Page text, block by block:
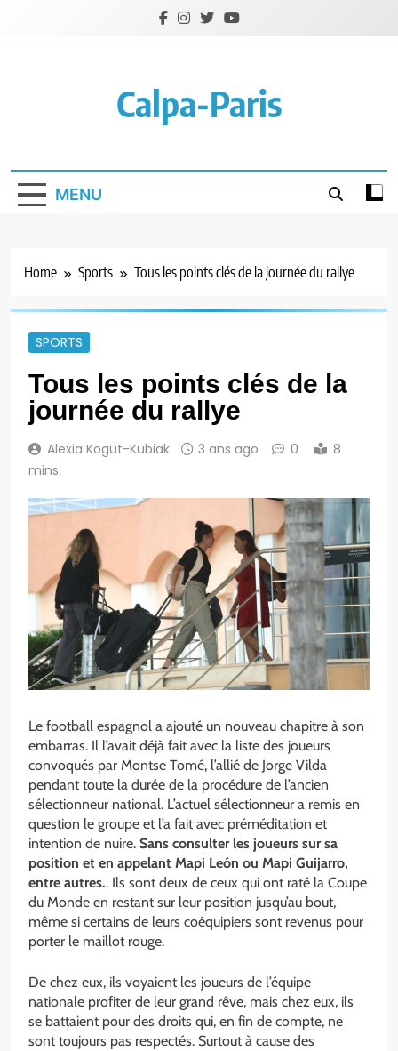
Calpa-Paris
MENU
Home Sports Tous les points clés de la journée du rallye
SPORTS
Tous les points clés de la
journée du rallye
Alexia Kogut-Kubiak 3 ans ago 0
8
mins
Le football espagnol a ajouté un nouveau chapitre à son
embarras. Il l’avait déjà fait avec la liste des joueurs
convoqués par Montse Tomé, l’allié de Jorge Vilda
pendant toute la durée de la procédure de l’ancien
sélectionneur national. L’actuel sélectionneur a remis en
question le groupe et l’a fait avec préméditation et
intention de nuire. Sans consulter les joueurs sur sa
position et en appelant Mapi León ou Mapi Guijarro,
entre autres.. Ils sont deux de ceux qui ont raté la Coupe
du Monde en restant sur leur position jusqu’au bout,
même si certains de leurs coéquipiers sont revenus pour
porter le maillot rouge.
De chez eux, ils voyaient les joueurs de l’équipe
nationale profiter de leur grand rêve, mais chez eux, ils
se battaient pour des droits qui, en fin de compte, ne
sont toujours pas respectés. Surtout à cause des